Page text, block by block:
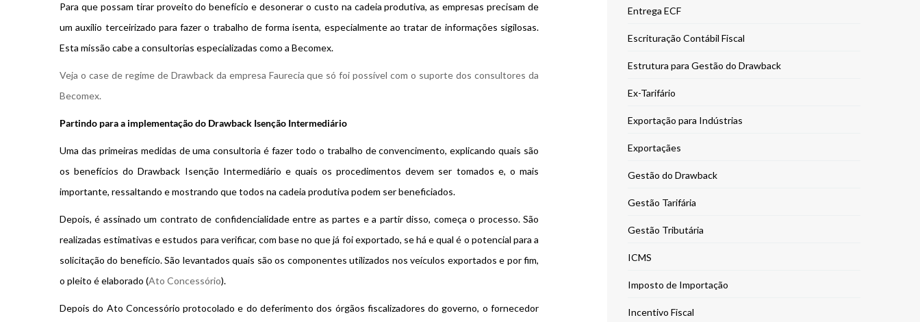
Para que possam tirar proveito do benefício e desonerar o custo na cadeia produtiva, as empresas precisam de
um auxílio terceirizado para fazer o trabalho de forma isenta, especialmente ao tratar de informações sigilosas.
Esta missão cabe a consultorias especializadas como a Becomex.
Veja o case de regime de Drawback da empresa Faurecia que só foi possível com o suporte dos consultores da
Becomex.
Partindo para a implementação do Drawback Isenção Intermediário
Uma das primeiras medidas de uma consultoria é fazer todo o trabalho de convencimento, explicando quais são
os benefícios do Drawback Isenção Intermediário e quais os procedimentos devem ser tomados e, o mais
importante, ressaltando e mostrando que todos na cadeia produtiva podem ser beneficiados.
Depois, é assinado um contrato de confidencialidade entre as partes e a partir disso, começa o processo. São
realizadas estimativas e estudos para verificar, com base no que já foi exportado, se há e qual é o potencial para a
solicitação do benefício. São levantados quais são os componentes utilizados nos veículos exportados e por fim,
o pleito é elaborado (Ato Concessório).
Depois do Ato Concessório protocolado e do deferimento dos órgãos fiscalizadores do governo, o fornecedor
Entrega ECF
Escrituração Contábil Fiscal
Estrutura para Gestão do Drawback
Ex-Tarifário
Exportação para Indústrias
Exportaçães
Gestão do Drawback
Gestão Tarifária
Gestão Tributária
ICMS
Imposto de Importação
Incentivo Fiscal